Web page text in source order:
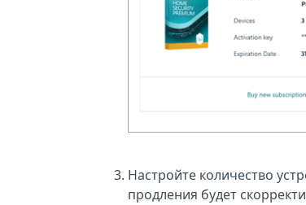
Настройте количество
продления будет